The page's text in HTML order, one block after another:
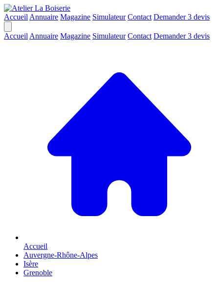
Accueil Annuaire Magazine Simulateur Contact Demander 3 devis
Accueil Annuaire Magazine Simulateur Contact Demander 3 devis
Accueil
Auvergne-Rhône-Alpes
Isère
Grenoble